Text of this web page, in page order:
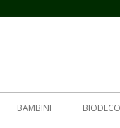
BAMBINI